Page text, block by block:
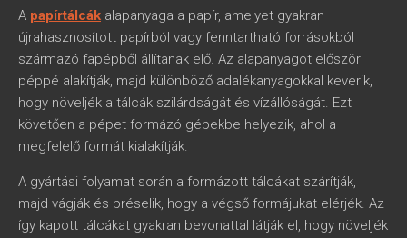
A papírtálcák alapanyaga a papír, amelyet gyakran
újrahasznosított papírból vagy fenntartható forrásokból
származó fapépből állítanak elő. Az alapanyagot először
péppé alakítják, majd különböző adalékanyagokkal keverik,
hogy növeljék a tálcák szilárdságát és vízállóságát. Ezt
követően a pépet formázó gépekbe helyezik, ahol a
megfelelő formát kialakítják.
A gyártási folyamat során a formázott tálcákat szárítják,
majd vágják és préselik, hogy a végső formájukat elérjék. Az
így kapott tálcákat gyakran bevonattal látják el, hogy növeljék